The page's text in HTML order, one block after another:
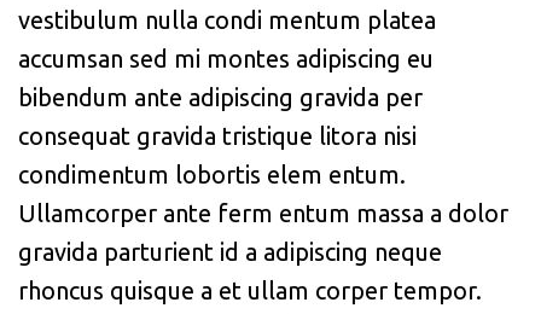
vestibulum nulla condi mentum platea
accumsan sed mi montes adipiscing eu
bibendum ante adipiscing gravida per
consequat gravida tristique litora nisi
condimentum lobortis elem entum.
Ullamcorper ante ferm entum massa a dolor
gravida parturient id a adipiscing neque
rhoncus quisque a et ullam corper tempor.